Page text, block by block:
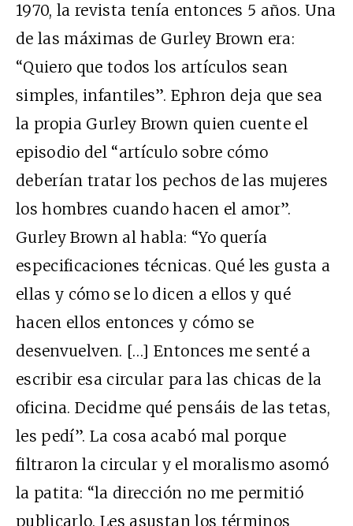
1970, la revista tenía entonces 5 años. Una
de las máximas de Gurley Brown era:
“Quiero que todos los artículos sean
simples, infantiles”. Ephron deja que sea
la propia Gurley Brown quien cuente el
episodio del “artículo sobre cómo
deberían tratar los pechos de las mujeres
los hombres cuando hacen el amor”.
Gurley Brown al habla: “Yo quería
especificaciones técnicas. Qué les gusta a
ellas y cómo se lo dicen a ellos y qué
hacen ellos entonces y cómo se
desenvuelven. […] Entonces me senté a
escribir esa circular para las chicas de la
oficina. Decidme qué pensáis de las tetas,
les pedí”. La cosa acabó mal porque
filtraron la circular y el moralismo asomó
la patita: “la dirección no me permitió
publicarlo. Les asustan los términos